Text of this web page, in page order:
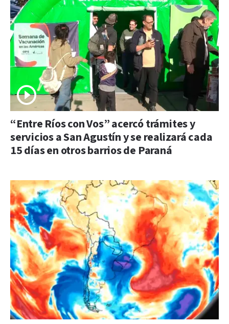
“Entre Ríos con Vos” acercó trámites y
servicios a San Agustín y se realizará cada
15 días en otros barrios de Paraná